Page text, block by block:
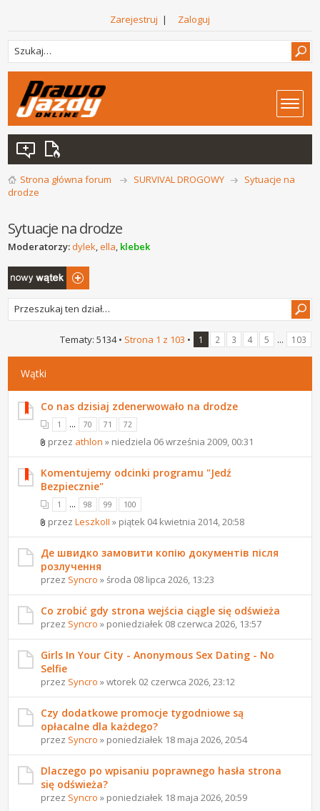
Zarejestruj | Zaloguj
Strona główna forum SURVIVAL DROGOWY
Sytuacje na
drodze
Sytuacje na drodze
Moderatorzy:dylek,ella, klebek
Napisz wątek
Tematy: 5134 • Strona 1 z 103 • 1 2 3 4 5 ... 103
Wątki
Co nas dzisiaj zdenerwowało na drodze
1 ... 70 71 72
przez athlon » niedziela 06 września 2009, 00:31
Komentujemy odcinki programu "Jedź
Bezpiecznie"
1 ... 98 99 100
przezLeszkoII » piątek 04 kwietnia 2014, 20:58
Де швидко замовити копію документів після
розлучення
przez Syncro » środa 08 lipca 2026, 13:23
Co zrobić gdy strona wejścia ciągle się odświeża
przez Syncro » poniedziałek 08 czerwca 2026, 13:57
Girls In Your City - Anonymous Sex Dating - No
Selfie
przez Syncro » wtorek 02 czerwca 2026, 23:12
Czy dodatkowe promocje tygodniowe są
opłacalne dla każdego?
przez Syncro » poniedziałek 18 maja 2026, 20:54
Dlaczego po wpisaniu poprawnego hasła strona
się odświeża?
przez Syncro » poniedziałek 18 maja 2026, 20:59